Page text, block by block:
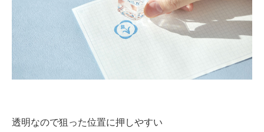
透明なので狙った位置に押しやすい